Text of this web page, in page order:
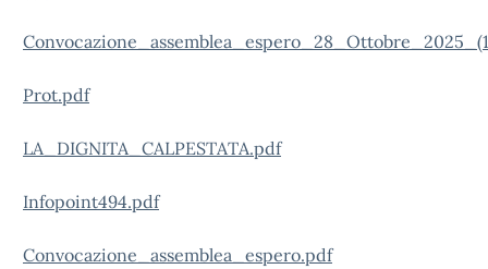
Prot.pdf
LA_DIGNITA_CALPESTATA.pdf
Infopoint494.pdf
Convocazione_assemblea_espero.pdf